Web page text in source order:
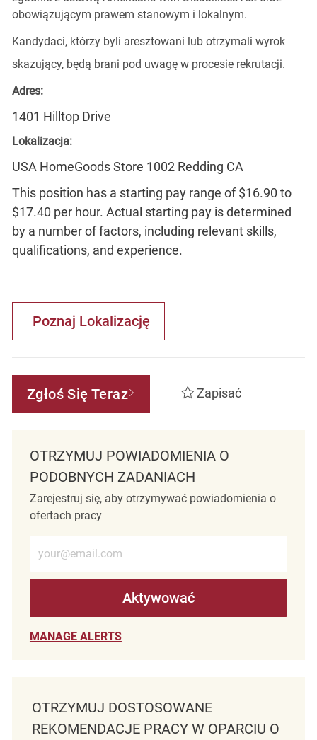
obowiązującym prawem stanowym i lokalnym.
Kandydaci, którzy byli aresztowani lub otrzymali wyrok
skazujący, będą brani pod uwagę w procesie rekrutacji.
Adres:
1401 Hilltop Drive
Lokalizacja:
USA HomeGoods Store 1002 Redding CA
This position has a starting pay range of $16.90 to
$17.40 per hour. Actual starting pay is determined
by a number of factors, including relevant skills,
qualifications, and experience.
Poznaj Lokalizację
Zgłoś Się Teraz Zapisać
OTRZYMUJ POWIADOMIENIA O
PODOBNYCH ZADANIACH
Zarejestruj się, aby otrzymywać powiadomienia o
ofertach pracy
Aktywować
MANAGE ALERTS
OTRZYMUJ DOSTOSOWANE
REKOMENDACJE PRACY W OPARCIU O